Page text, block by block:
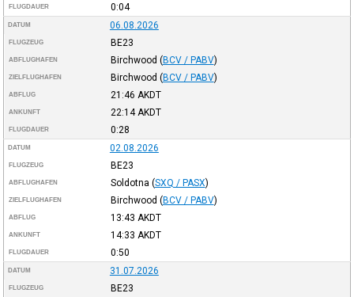
FLUGDAUER 0:04
DATUM 06.08.2026
FLUGZEUG BE23
ABFLUGHAFEN Birchwood (BCV / PABV)
ZIELFLUGHAFEN Birchwood (BCV / PABV)
ABFLUG 21:46 AKDT
ANKUNFT 22:14 AKDT
FLUGDAUER 0:28
DATUM 02.08.2026
FLUGZEUG BE23
ABFLUGHAFEN Soldotna (SXQ / PASX)
ZIELFLUGHAFEN Birchwood (BCV / PABV)
ABFLUG 13:43 AKDT
ANKUNFT 14:33 AKDT
FLUGDAUER 0:50
DATUM 31.07.2026
FLUGZEUG BE23